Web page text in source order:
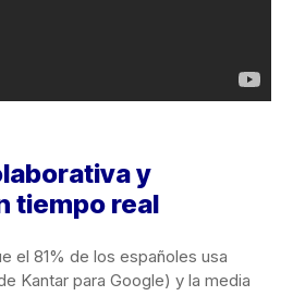
y
tiempo real
el 81% de los españoles usa
Kantar para Google) y la media